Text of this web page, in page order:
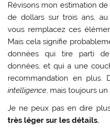
Révisons mon estimation
de dollars sur trois ans,
vous remplacez ces
Mais cela signifie
données qui tire parti
données, et qui a une
recommandation en plus.
intelligence, mais toujours
Je ne peux pas en dire
très léger sur les détails.